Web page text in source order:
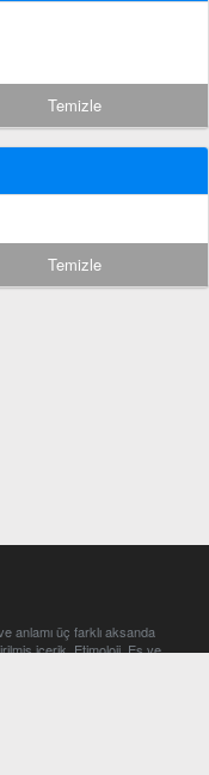
Temizle
Temizle
anlamı üç farklı aksanda
içerik. Etimoloji, Eş ve